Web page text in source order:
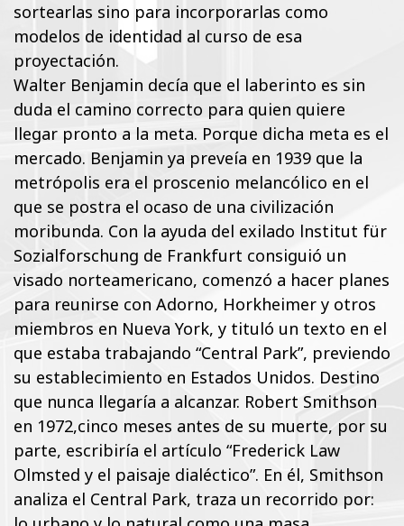
sortearlas sino para incorporarlas como
modelos de identidad al curso de esa
proyectación.
Walter Benjamin decía que el laberinto es sin
duda el camino correcto para quien quiere
llegar pronto a la meta. Porque dicha meta es el
mercado. Benjamin ya preveía en 1939 que la
metrópolis era el proscenio melancólico en el
que se postra el ocaso de una civilización
moribunda. Con la ayuda del exilado lnstitut für
Sozialforschung de Frankfurt consiguió un
visado norteamericano, comenzó a hacer planes
para reunirse con Adorno, Horkheimer y otros
miembros en Nueva York, y tituló un texto en el
que estaba trabajando “Central Park”, previendo
su establecimiento en Estados Unidos. Destino
que nunca llegaría a alcanzar. Robert Smithson
en 1972,cinco meses antes de su muerte, por su
parte, escribiría el artículo “Frederick Law
Olmsted y el paisaje dialéctico”. En él, Smithson
analiza el Central Park, traza un recorrido por: